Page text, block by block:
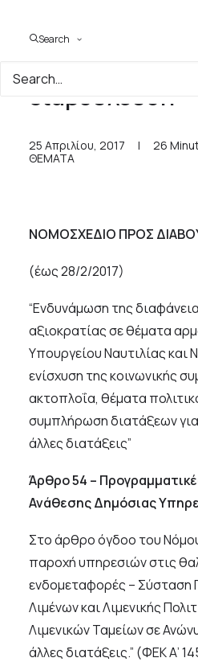
Search
Νομοσχέδιο
διαβούλευση
25 Απριλίου, 2017 | 26
ΘΕΜΑΤΑ
ΝΟΜΟΣΧΕΔΙΟ ΠΡΟΣ
(έως 28/2/2017)
“Ενδυνάμωση της
αξιοκρατίας σε θέματα
Υπουργείου Ναυτιλίας και
ενίσχυση της κοινωνικής
ακτοπλοΐα, θέματα
συμπλήρωση διατάξεων για
άλλες διατάξεις”
Άρθρο 54 –
Ανάθεσης Δημόσιας
Στο άρθρο όγδοο του
παροχή υπηρεσιών στις
ενδομεταφορές – Σύσταση
Λιμένων και Λιμενικής
Λιμενικών Ταμείων σε
άλλες διατάξεις.” (ΦΕΚ Α’